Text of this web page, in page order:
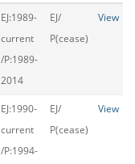
EJ:1989-
current
/P:1989-
2014
EJ/
P(cease)
View
EJ:1990-
current
/P:1994-
EJ/
P(cease)
View